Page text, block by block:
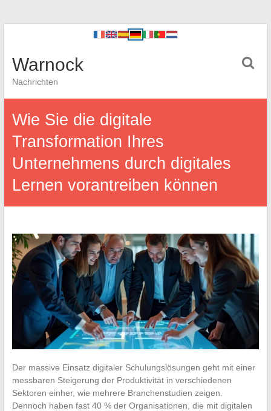
Warnock
Nachrichten
Wie Sie die digitale
Transformation Ihres
Unternehmens durch digitales
Lernen vorantreiben können
Der massive Einsatz digitaler Schulungslösungen geht mit einer
messbaren Steigerung der Produktivität in verschiedenen
Sektoren einher, wie mehrere Branchenstudien zeigen.
Dennoch haben fast 40 % der Organisationen, die mit digitalen